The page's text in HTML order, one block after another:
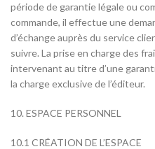
période de garantie légale ou
commande, il effectue une
d’échange auprès du service
suivre. La prise en charge des
intervenant au titre d’une
la charge exclusive de l’éditeur.
10. ESPACE PERSONNEL
10.1 CRÉATION DE L’ESPACE